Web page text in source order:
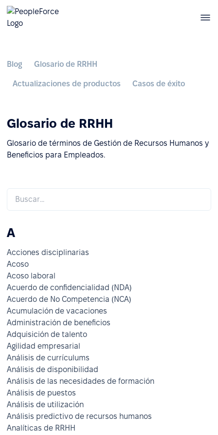
Blog Glosario de RRHH
Actualizaciones de productos Casos de éxito
Glosario de RRHH
Glosario de términos de Gestión de Recursos Humanos y
Beneficios para Empleados.
A
Acciones disciplinarias
Acoso
Acoso laboral
Acuerdo de confidencialidad (NDA)
Acuerdo de No Competencia (NCA)
Acumulación de vacaciones
Administración de beneficios
Adquisición de talento
Agilidad empresarial
Análisis de currículums
Análisis de disponibilidad
Análisis de las necesidades de formación
Análisis de puestos
Análisis de utilización
Análisis predictivo de recursos humanos
Analíticas de RRHH